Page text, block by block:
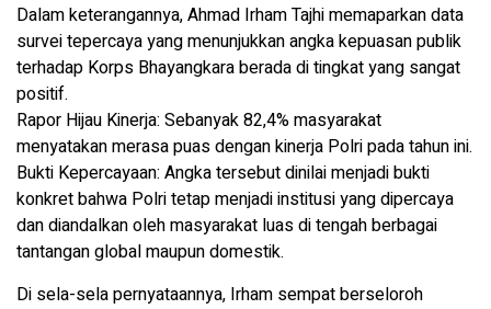
Dalam keterangannya, Ahmad Irham Tajhi memaparkan data
survei tepercaya yang menunjukkan angka kepuasan publik
terhadap Korps Bhayangkara berada di tingkat yang sangat
positif.
Rapor Hijau Kinerja: Sebanyak 82,4% masyarakat
menyatakan merasa puas dengan kinerja Polri pada tahun ini.
Bukti Kepercayaan: Angka tersebut dinilai menjadi bukti
konkret bahwa Polri tetap menjadi institusi yang dipercaya
dan diandalkan oleh masyarakat luas di tengah berbagai
tantangan global maupun domestik.
Di sela-sela pernyataannya, Irham sempat berseloroh